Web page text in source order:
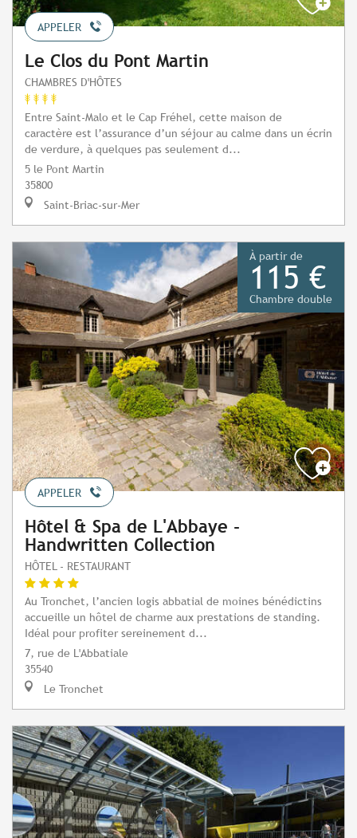
APPELER
Le Clos du Pont Martin
CHAMBRES D'HÔTES
Entre Saint-Malo et le Cap Fréhel, cette maison de
caractère est l’assurance d’un séjour au calme dans un écrin
de verdure, à quelques pas seulement d...
5 le Pont Martin
35800
Saint-Briac-sur-Mer
À partir de
115 €
Chambre double
APPELER
Hôtel & Spa de L'Abbaye -
Handwritten Collection
HÔTEL - RESTAURANT
Au Tronchet, l’ancien logis abbatial de moines bénédictins
accueille un hôtel de charme aux prestations de standing.
Idéal pour profiter sereinement d...
7, rue de L'Abbatiale
35540
Le Tronchet